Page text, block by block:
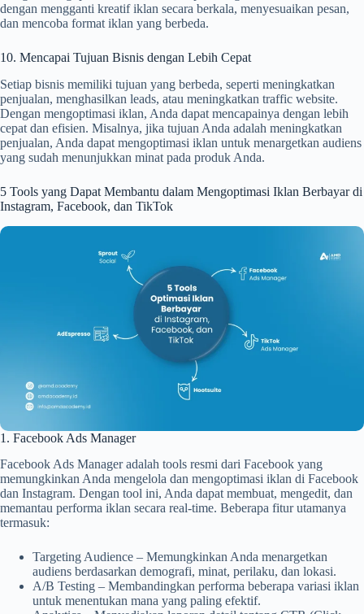
dengan mengganti kreatif iklan secara berkala, menyesuaikan pesan,
dan mencoba format iklan yang berbeda.
10. Mencapai Tujuan Bisnis dengan Lebih Cepat
Setiap bisnis memiliki tujuan yang berbeda, seperti meningkatkan
penjualan, menghasilkan leads, atau meningkatkan traffic website.
Dengan mengoptimasi iklan, Anda dapat mencapainya dengan lebih
cepat dan efisien. Misalnya, jika tujuan Anda adalah meningkatkan
penjualan, Anda dapat mengoptimasi iklan untuk menargetkan audiens
yang sudah menunjukkan minat pada produk Anda.
5 Tools yang Dapat Membantu dalam Mengoptimasi Iklan Berbayar di
Instagram, Facebook, dan TikTok
1. Facebook Ads Manager
Facebook Ads Manager adalah tools resmi dari Facebook yang
memungkinkan Anda mengelola dan mengoptimasi iklan di Facebook
dan Instagram. Dengan tool ini, Anda dapat membuat, mengedit, dan
memantau performa iklan secara real-time. Beberapa fitur utamanya
termasuk:
Targeting Audience – Memungkinkan Anda menargetkan
audiens berdasarkan demografi, minat, perilaku, dan lokasi.
A/B Testing – Membandingkan performa beberapa variasi iklan
untuk menentukan mana yang paling efektif.